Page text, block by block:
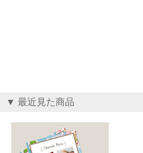
▼ 最近見た商品